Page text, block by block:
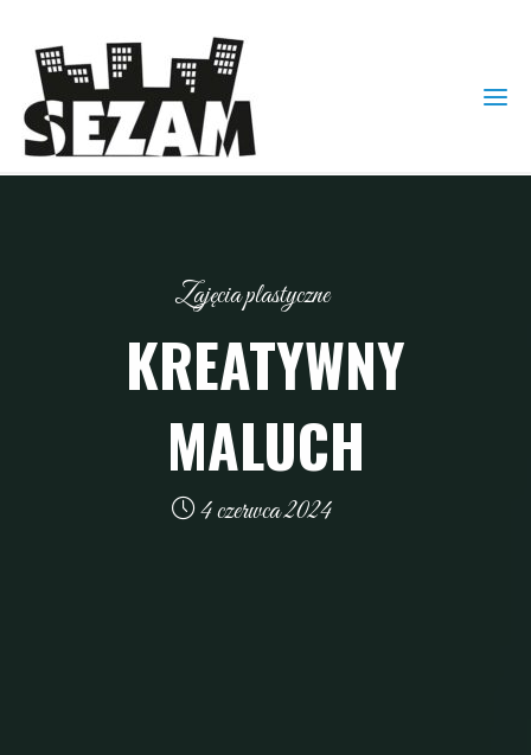
Zajęcia plastyczne
KREATYWNY
MALUCH
4 czerwca 2024